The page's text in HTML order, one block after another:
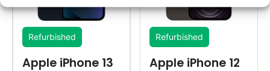
Refurbished
Apple iPhone 13
Refurbished
Apple iPhone 12